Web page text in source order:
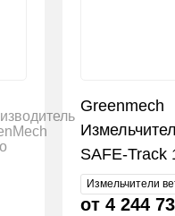
Greenmech
SAFE-Track
Измельчители
от 4 244